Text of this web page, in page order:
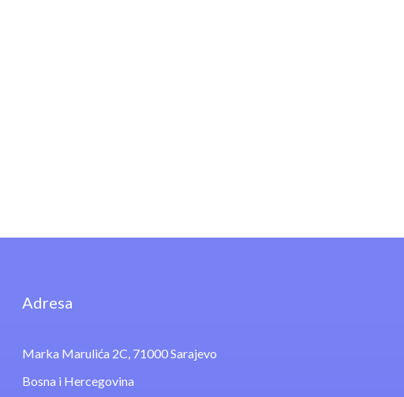
Adresa
Marka Marulića 2C, 71000 Sarajevo
Bosna i Hercegovina